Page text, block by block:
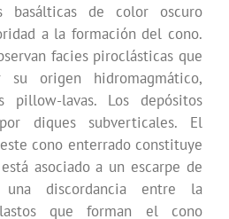
basálticas de color oscuro
a la formación del cono.
facies piroclásticas que
su origen hidromagmático,
pillow-lavas. Los depósitos
diques subverticales. El
cono enterrado constituye
asociado a un escarpe de
discordancia entre la
que forman el cono